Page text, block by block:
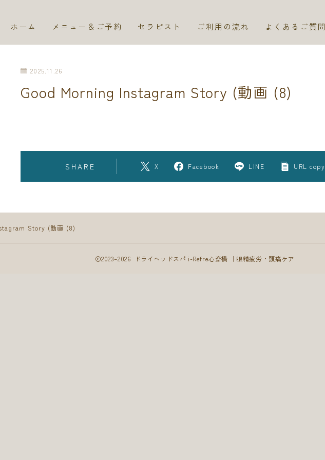
ホーム メニュー＆ご予約 セラピスト ご利用の流れ よくあるご質問
2025.11.26
Good Morning Instagram Story (動画 (8)
SHARE X Facebook LINE URL copy
Story (動画 (8)
2023–2026 ドライヘッドスパ i-Refre心斎橋 ｜眼精疲労・頭痛ケア